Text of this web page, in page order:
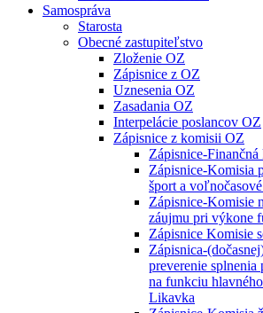
Samospráva
Starosta
Obecné zastupiteľstvo
Zloženie OZ
Zápisnice z OZ
Uznesenia OZ
Zasadania OZ
Interpelácie poslancov OZ
Zápisnice z komisii OZ
Zápisnice-Finančná
Zápisnice-Komisia
šport a
Zápisnice-Komisie
záujmu pri výkone
Zápisnice Komisie
Zápisnica-
preverenie
na funkciu
Likavka